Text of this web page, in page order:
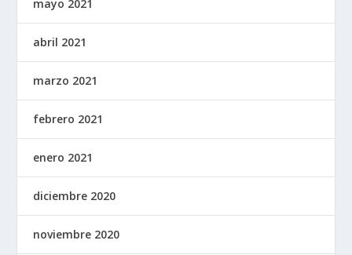
mayo 2021
abril 2021
marzo 2021
febrero 2021
enero 2021
diciembre 2020
noviembre 2020